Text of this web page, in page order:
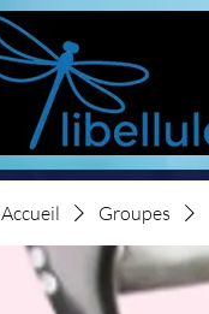
Accueil Groupes